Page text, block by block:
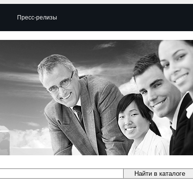
Пресс-релизы